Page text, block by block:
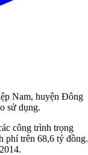
Nam, huyện Đông
sử dụng.
công trình trọng
phí trên 68,6 tỷ đồng.